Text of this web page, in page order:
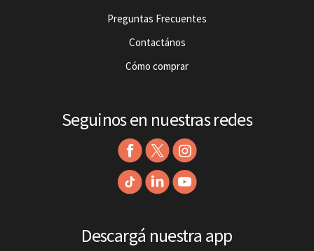
Preguntas Frecuentes
Contactános
Cómo comprar
Seguinos en nuestras redes
Descargá nuestra app